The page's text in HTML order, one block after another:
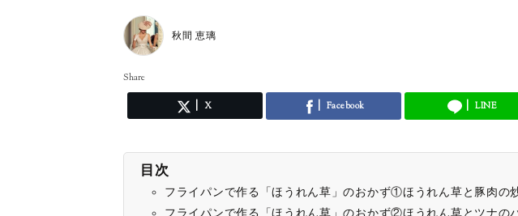
秋間 恵璃
Share
X Facebook LINE
目次
フライパンで作る「ほうれん草」のおかず①ほうれん草と豚肉の
フライパンで作る「ほうれん草」のおかず②ほうれん草とツナの